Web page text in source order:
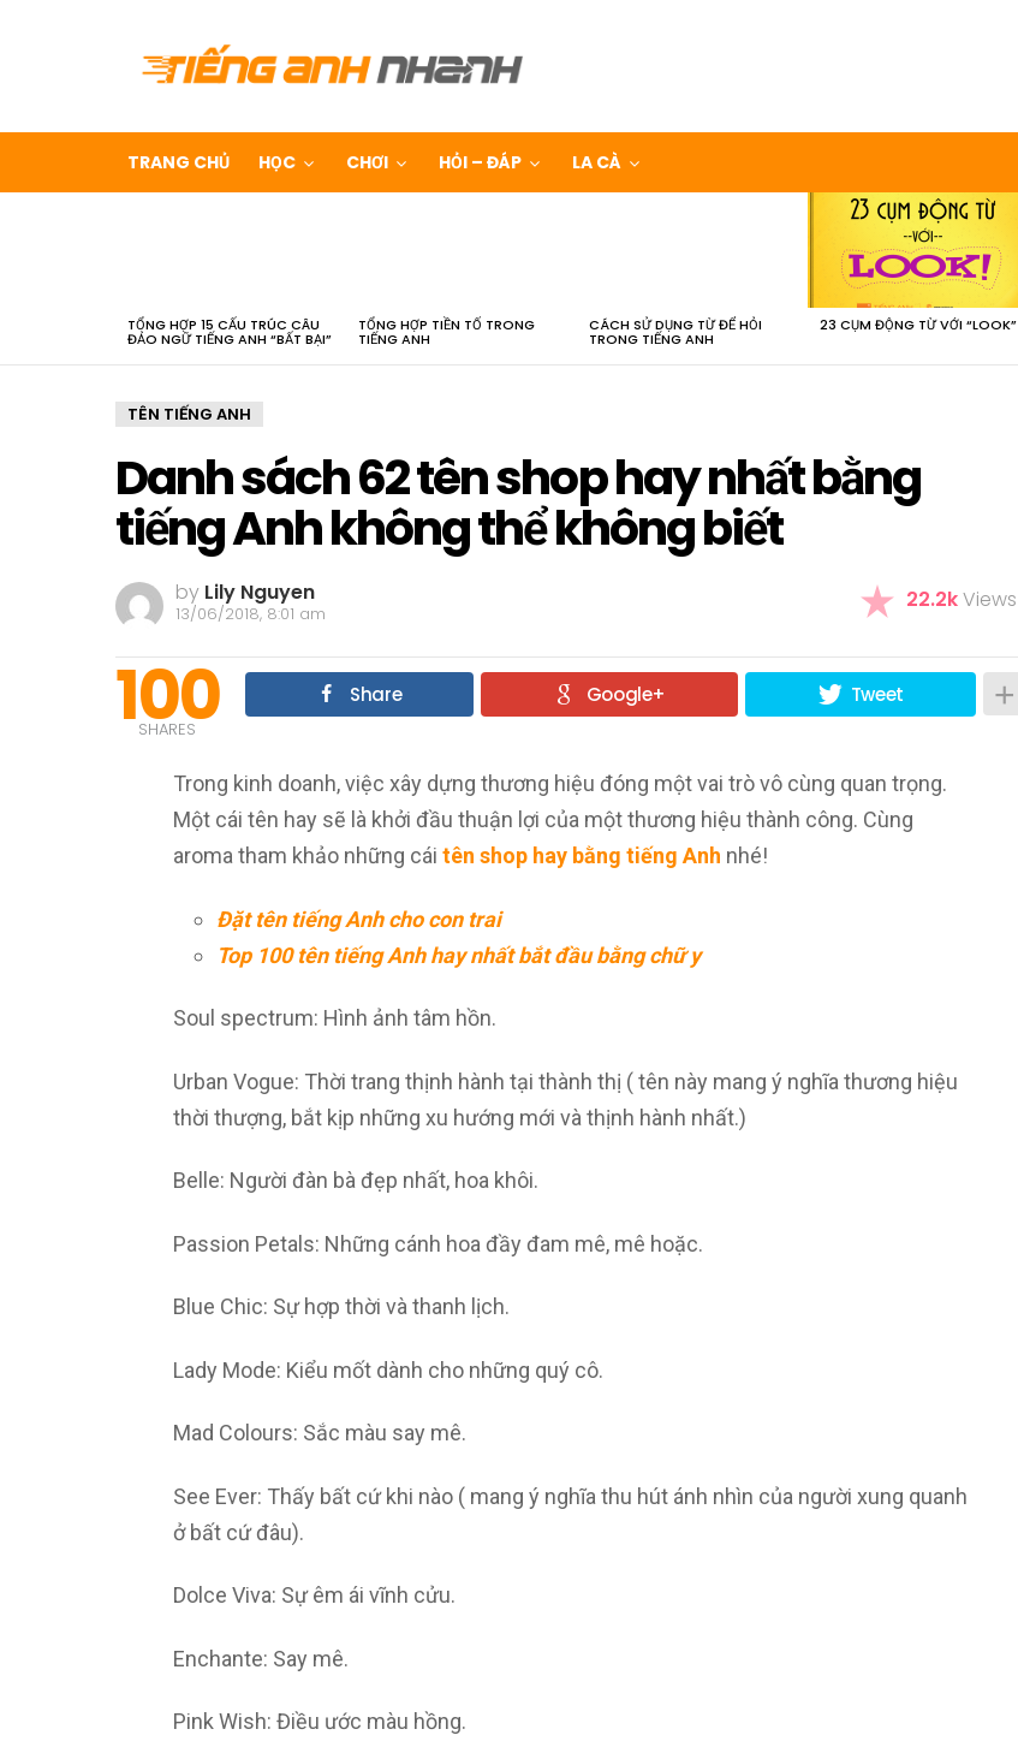
TRANG CHỦ HỌC CHƠI HỎI – ĐÁP LA CÀ
TỔNG HỢP 15 CẤU TRÚC CÂU
ĐẢO NGỮ TIẾNG ANH “BẤT BẠI”
TỔNG HỢP TIỀN TỐ TRONG
TIẾNG ANH
CÁCH SỬ DỤNG TỪ ĐỂ HỎI
TRONG TIẾNG ANH
23 CỤM ĐỘNG TỪ VỚI “LOOK”
TÊN TIẾNG ANH
Danh sách 62 tên shop hay nhất bằng
tiếng Anh không thể không biết
by Lily Nguyen
13/06/2018, 8:01 am
22.2kViews
100
SHARES
Share Google+ Tweet
Trong kinh doanh, việc xây dựng thương hiệu đóng một vai trò vô cùng quan trọng.
Một cái tên hay sẽ là khởi đầu thuận lợi của một thương hiệu thành công. Cùng
aroma tham khảo những cái tên shop hay bằng tiếng Anh nhé!
Đặt tên tiếng Anh cho con trai
Top 100 tên tiếng Anh hay nhất bắt đầu bằng chữ y
Soul spectrum: Hình ảnh tâm hồn.
Urban Vogue: Thời trang thịnh hành tại thành thị ( tên này mang ý nghĩa thương hiệu
thời thượng, bắt kịp những xu hướng mới và thịnh hành nhất.)
Belle: Người đàn bà đẹp nhất, hoa khôi.
Passion Petals: Những cánh hoa đầy đam mê, mê hoặc.
Blue Chic: Sự hợp thời và thanh lịch.
Lady Mode: Kiểu mốt dành cho những quý cô.
Mad Colours: Sắc màu say mê.
See Ever: Thấy bất cứ khi nào ( mang ý nghĩa thu hút ánh nhìn của người xung quanh
ở bất cứ đâu).
Dolce Viva: Sự êm ái vĩnh cửu.
Enchante: Say mê.
Pink Wish: Điều ước màu hồng.